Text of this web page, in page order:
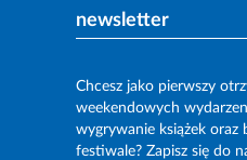
newsletter
Chcesz jako pierwszy
weekendowych
wygrywanie książek
festiwale? Zapisz się do